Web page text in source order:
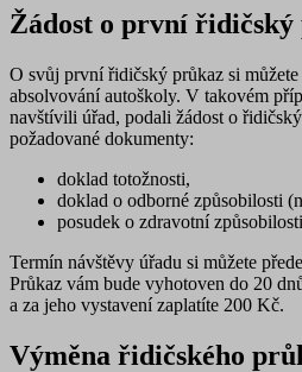
Žádost o první řidičský
O svůj první řidičský průkaz si
absolvování autoškoly. V takovém
navštívili úřad, podali žádost o
požadované dokumenty:
doklad totožnosti,
doklad o odborné způsobilosti
posudek o zdravotní
Termín návštěvy úřadu si můžete
Průkaz vám bude vyhotoven do 20
a za jeho vystavení zaplatíte 200 Kč.
Výměna řidičského